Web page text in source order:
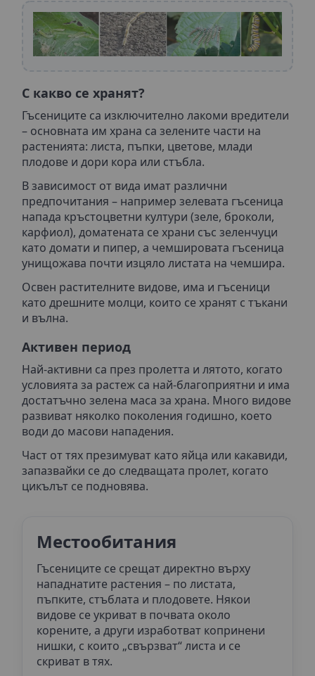
С какво се хранят?
Гъсениците са изключително лакоми вредители
– основната им храна са зелените части на
растенията: листа, пъпки, цветове, млади
плодове и дори кора или стъбла.
В зависимост от вида имат различни
предпочитания – например зелевата гъсеница
напада кръстоцветни култури (зеле, броколи,
карфиол), доматената се храни със зеленчуци
като домати и пипер, а чемшировата гъсеница
унищожава почти изцяло листата на чемшира.
Освен растителните видове, има и гъсеници
като дрешните молци, които се хранят с тъкани
и вълна.
Активен период
Най-активни са през пролетта и лятото, когато
условията за растеж са най-благоприятни и има
достатъчно зелена маса за храна. Много видове
развиват няколко поколения годишно, което
води до масови нападения.
Част от тях презимуват като яйца или какавиди,
запазвайки се до следващата пролет, когато
цикълът се подновява.
Местообитания
Гъсениците се срещат директно върху
нападнатите растения – по листата,
пъпките, стъблата и плодовете. Някои
видове се укриват в почвата около
корените, а други изработват копринени
нишки, с които „свързват“ листа и се
скриват в тях.